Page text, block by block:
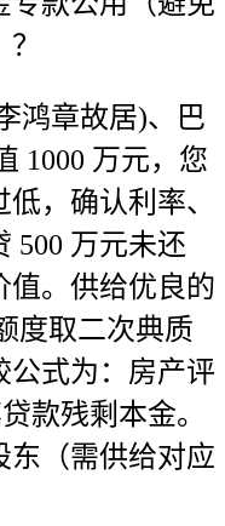
章故居)、巴
1000 万元，您
，确认利率、
500 万元未还
值。供给优良的
度取二次典质
公式为：房产评
款残剩本金。
东（需供给对应